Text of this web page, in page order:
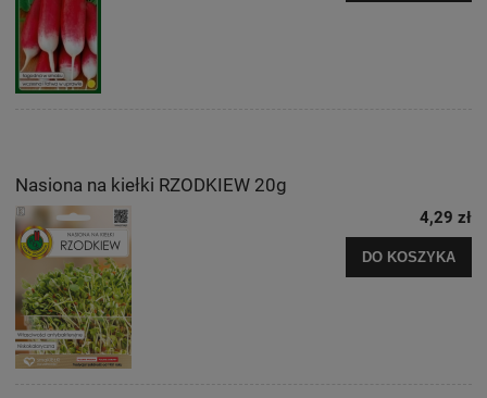
Nasiona na kiełki RZODKIEW 20g
4,29 zł
DO KOSZYKA